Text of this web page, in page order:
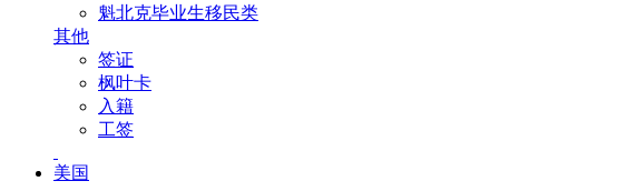
魁北克毕业生移民类
其他
签证
枫叶卡
入籍
工签
美国